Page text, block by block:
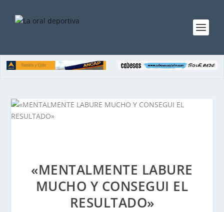
«MENTALMENTE LABURE
MUCHO Y CONSEGUI EL
RESULTADO»